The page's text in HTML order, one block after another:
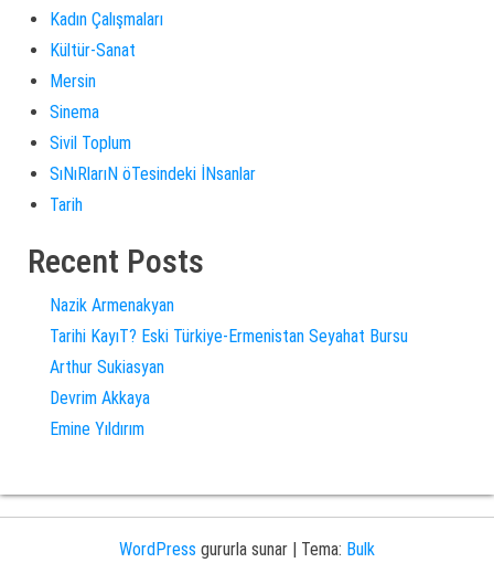
Kadın Çalışmaları
Kültür-Sanat
Mersin
Sinema
Sivil Toplum
SıNıRlarıN öTesindeki İNsanlar
Tarih
Recent Posts
Nazik Armenakyan
Tarihi KayıT? Eski Türkiye-Ermenistan Seyahat Bursu
Arthur Sukiasyan
Devrim Akkaya
Emine Yıldırım
WordPress gururla sunar | Tema: Bulk